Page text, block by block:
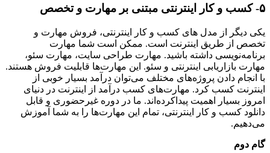
۵- کسب و کار اینترنتی مبتنی بر مهارت و تخصص
یکی دیگر از مدل های کسب و کار اینترنتی، فروش مهارت و
تخصص از طریق اینترنت است. ممکن است شما مهارت
برنامه‌نویسی داشته باشید. مهارت طراحی سایت، مهارت سئو،
مهارت بازاریابی اینترنتی و سئو. این مهارت‌ها قابلیت فروش هستند.
با انجام دادن پروژه‌های مختلف می‌توان درآمد بسیار خوبی از
اینترنت کسب کرد. مهارت‌های کسب درآمد از اینترنت در دنیای
امروز بسیار اهمیت پیداکرده‌اند. ما در دوره غیرحضوری و قابل
دانلود کسب و کار اینترنتی، تمام این مهارت‌ها را به شما آموزش
می‌دهیم.
گام دوم